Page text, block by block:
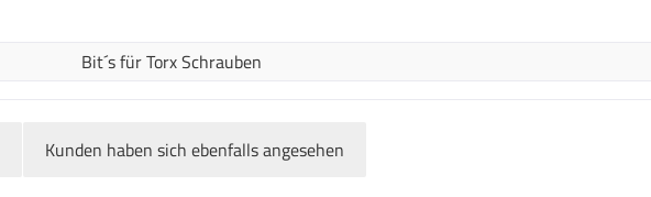
Bit´s für Torx Schrauben
Kunden haben sich ebenfalls angesehen